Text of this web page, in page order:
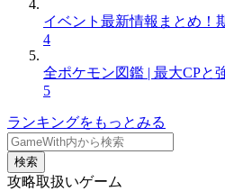
イベント最新情報まとめ！
4
全ポケモン図鑑 | 最大CPと
5
ランキングをもっとみる
検索
攻略取扱いゲーム